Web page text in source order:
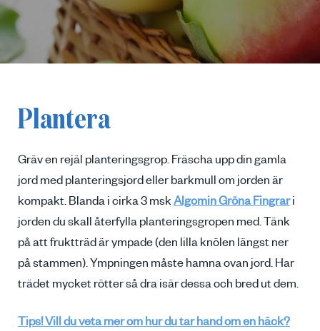
Plantera
Gräv en rejäl planteringsgrop. Fräscha upp din gamla
jord med planteringsjord eller barkmull om jorden är
kompakt. Blanda i cirka 3 mskAlgomin Gröna Fingrari
jorden du skall återfylla planteringsgropen med. Tänk
på att fruktträd är ympade (den lilla knölen längst ner
på stammen). Ympningen måste hamna ovan jord. Har
trädet mycket rötter så dra isär dessa och bred ut dem.
Tips! Vill du veta mer om hur du tar hand om en häck?